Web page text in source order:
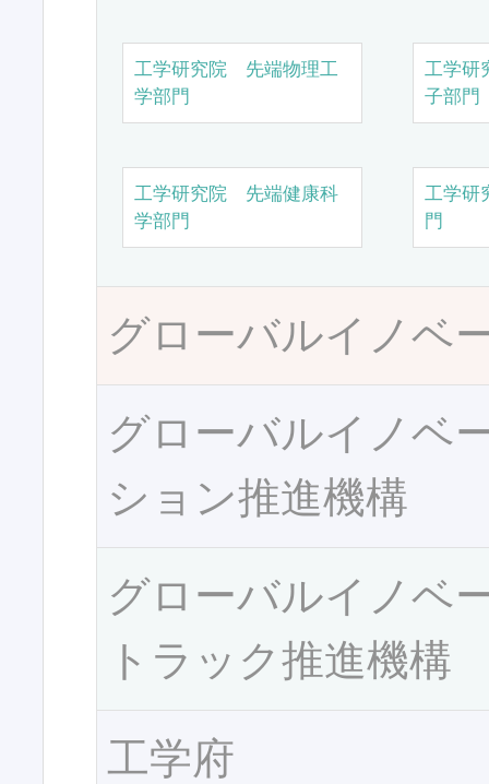
工学研究院 先端物理工
学部門
工学研
子部門
工学研究院 先端健康科
学部門
工学研
門
グローバルイノベ
グローバルイノベ
ション推進機構
グローバルイノベ
トラック推進機構
工学府